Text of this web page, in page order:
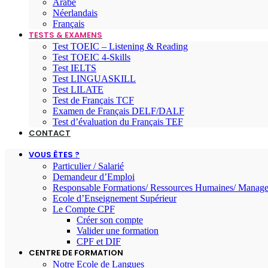
Arabe
Néerlandais
Français
TESTS & EXAMENS
Test TOEIC – Listening & Reading
Test TOEIC 4-Skills
Test IELTS
Test LINGUASKILL
Test LILATE
Test de Français TCF
Examen de Français DELF/DALF
Test d’évaluation du Français TEF
CONTACT
VOUS ÊTES ?
Particulier / Salarié
Demandeur d’Emploi
Responsable Formations/ Ressources Humaines/
Ecole d’Enseignement Supérieur
Le Compte CPF
Créer son compte
Valider une formation
CPF et DIF
CENTRE DE FORMATION
Notre Ecole de Langues